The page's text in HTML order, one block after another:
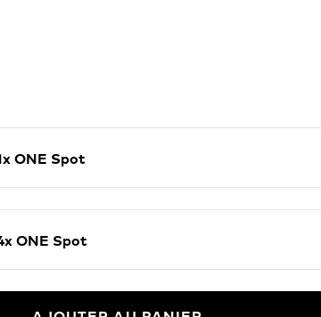
CARD Spot 1x ONE Spot
CARD Spot 4x ONE Spot